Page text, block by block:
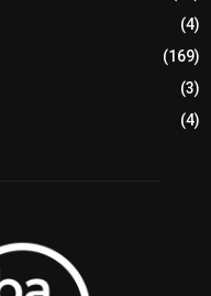
(4)
(169)
(3)
(4)